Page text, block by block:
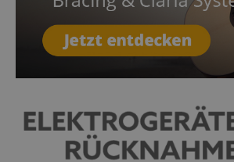
Google-
Datenschutzerklärung